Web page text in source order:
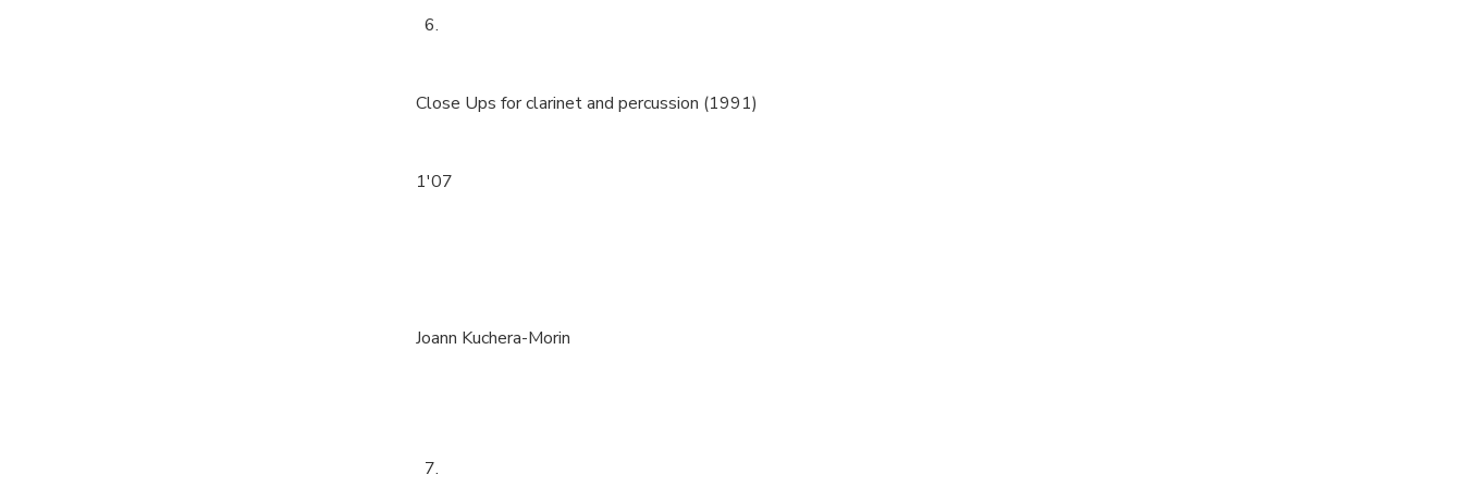
6.
Close Ups for clarinet and percussion (1991)
1'07
Joann Kuchera-Morin
7.